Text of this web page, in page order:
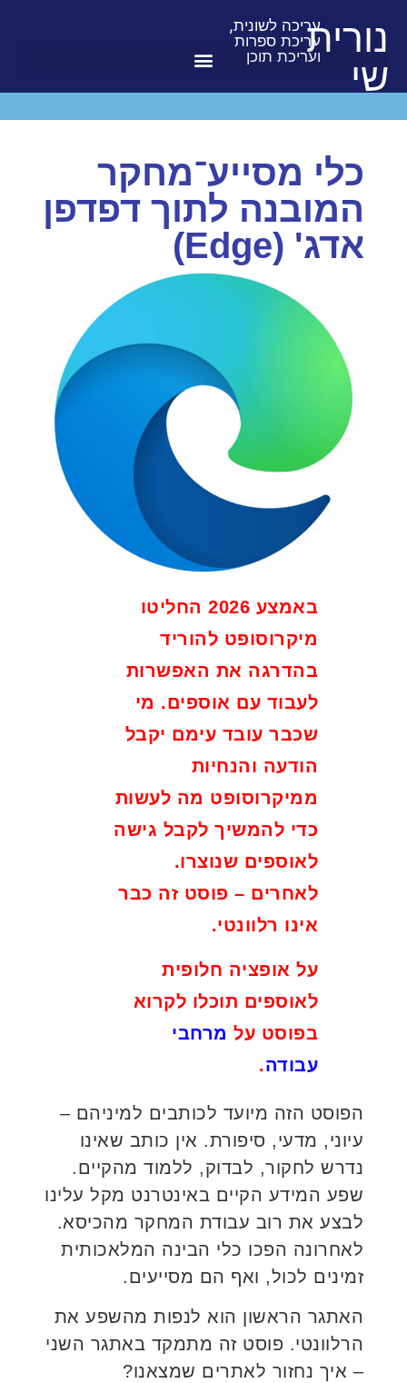
נורית
שי
עריכה לשונית,
עריכת ספרות
ועריכת תוכן
כלי מסייע־מחקר
המובנה לתוך דפדפן
אדג' (Edge)
באמצע 2026 החליטו
מיקרוסופט להוריד
בהדרגה את האפשרות
לעבוד עם אוספים. מי
שכבר עובד עימם יקבל
הודעה והנחיות
ממיקרוסופט מה לעשות
כדי להמשיך לקבל גישה
לאוספים שנוצרו.
לאחרים – פוסט זה כבר
אינו רלוונטי.
על אופציה חלופית
לאוספים תוכלו לקרוא
בפוסט על מרחבי
עבודה.
הפוסט הזה מיועד לכותבים למיניהם –
עיוני, מדעי, סיפורת. אין כותב שאינו
נדרש לחקור, לבדוק, ללמוד מהקיים.
שפע המידע הקיים באינטרנט מקל עלינו
לבצע את רוב עבודת המחקר מהכיסא.
לאחרונה הפכו כלי הבינה המלאכותית
זמינים לכול, ואף הם מסייעים.
האתגר הראשון הוא לנפות מהשפע את
הרלוונטי. פוסט זה מתמקד באתגר השני
– איך נחזור לאתרים שמצאנו?